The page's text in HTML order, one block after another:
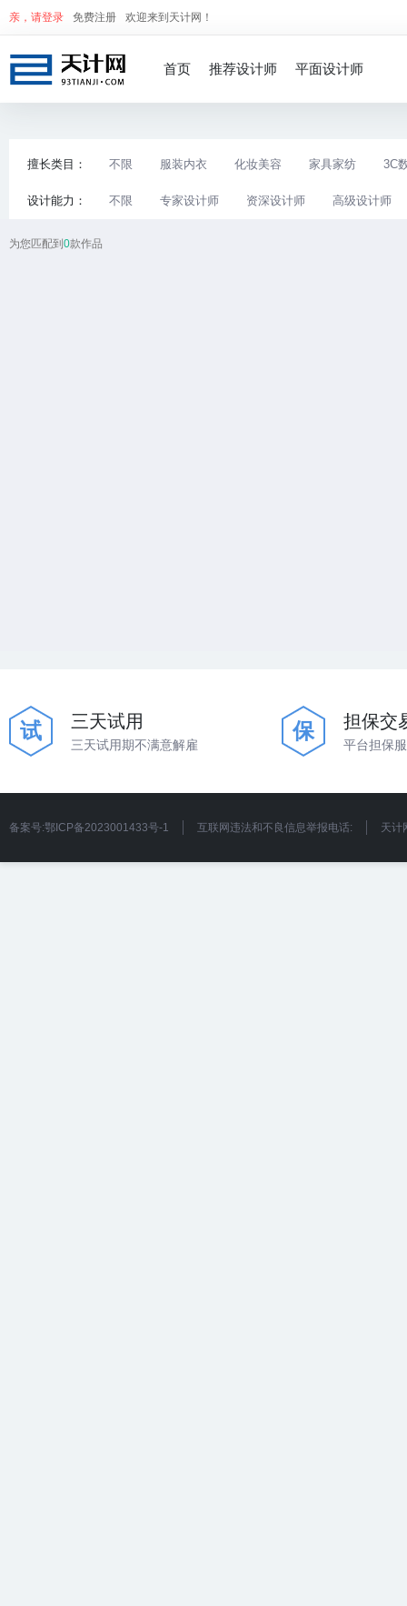
亲， 请登录 免费注册 欢迎来到天计网！
首页 推荐设计师 平面设计师
擅长类目： 不限 服装内衣 化妆美容 家具家纺 3C
设计能力： 不限 专家设计师 资深设计师 高级设计师
为您匹配到 0款作品
试 三天试用
三天试用期不满意解雇
保 担保交
平台担保
备案号:鄂ICP备2023001433号-1 互联网违法和不良信息举报电话: 天计